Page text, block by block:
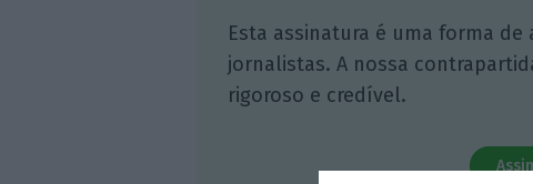
Esta assinatura é uma forma de
jornalistas. A nossa
rigoroso e credível.